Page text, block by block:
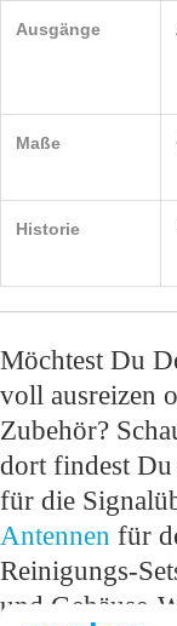
Ausgänge
Maße
Historie
Möchtest Du
voll ausreizen
Zubehör?
dort findest
für die
Antennen für
Reinigungs-
und Gehäuse-